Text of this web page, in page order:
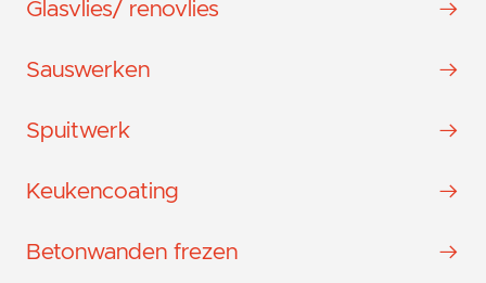
Glasvlies/ renovlies
Sauswerken
Spuitwerk
Keukencoating
Betonwanden frezen